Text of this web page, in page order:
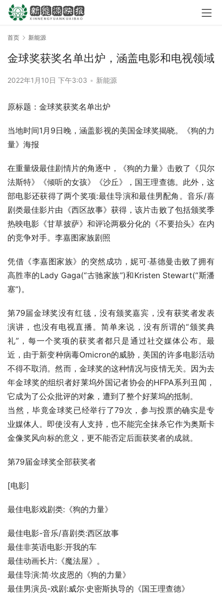
首页 新能源
金球奖获奖名单出炉，涵盖电影和电视领域
2022年1月10日 下午3:03 • 新能源
原标题：金球奖获奖名单出炉
当地时间1月9日晚，涵盖影视的美国金球奖揭晓。《狗的力
量》海报
在重量级最佳剧情片的角逐中，《狗的力量》击败了《贝尔
法斯特》《倾听的女孩》《沙丘》，国王理查德。此外，这
部电影还获得了两个奖项:最佳导演和最佳男配角。音乐/喜
剧类最佳影片由《西区故事》获得，该片击败了包括颁奖季
热映电影《甘草披萨》和评论两极分化的《不要抬头》在内
的竞争对手。李嘉图家族剧照
凭借《李嘉图家族》的突然成功，妮可·基德曼击败了拥有
高胜率的Lady Gaga(“古驰家族”)和Kristen Stewart(“斯潘
塞”)。
第79届金球奖没有红毯，没有颁奖嘉宾，没有获奖者发表
演讲，也没有电视直播。简单来说，没有所谓的“颁奖典
礼”，每一个奖项的获奖者都只是通过社交媒体公布。最
近，由于新变种病毒Omicron的威胁，美国的许多电影活动
不得不取消。然而，金球奖的这种情况与疫情无关。因为去
年金球奖的组织者好莱坞外国记者协会的HFPA系列丑闻，
它成为了公众批评的对象，遭到了整个好莱坞的抵制。
当然，毕竟金球奖已经举行了79次，参与投票的确实是专
业媒体人。即使没有人支持，也不能完全抹杀它作为奥斯卡
金像奖风向标的意义，更不能否定后面获奖者的成就。
第79届金球奖全部获奖者
[电影]
最佳电影戏剧类:《狗的力量》
最佳电影-音乐/喜剧类:西区故事
最佳非英语电影:开我的车
最佳动画长片:《魔法屋》。
最佳导演:简·坎皮恩的《狗的力量》
最佳男演员-戏剧:威尔·史密斯执导的《国王理查德》